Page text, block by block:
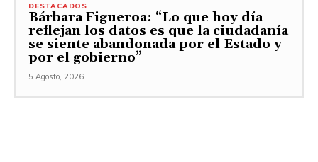
DESTACADOS
Bárbara Figueroa: “Lo que hoy día
reflejan los datos es que la ciudadanía
se siente abandonada por el Estado y
por el gobierno”
5 Agosto, 2026